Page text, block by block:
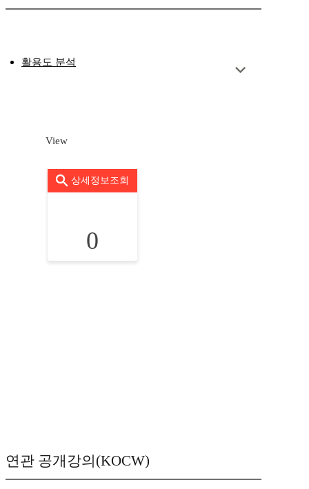
활용도 분석
View
상세정보조회
0
연관 공개강의(KOCW)